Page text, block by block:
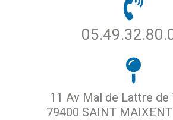
11 Av Mal de Lattre de
79400 SAINT